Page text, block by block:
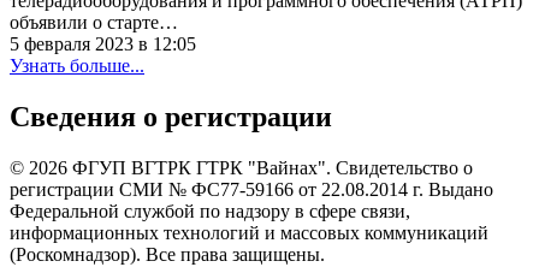
объявили о старте…
5 февраля 2023 в 12:05
Узнать больше...
Сведения о регистрации
© 2026 ФГУП ВГТРК ГТРК "Вайнах". Свидетельство о
регистрации СМИ № ФС77-59166 от 22.08.2014 г. Выдано
Федеральной службой по надзору в сфере связи,
информационных технологий и массовых коммуникаций
(Роскомнадзор). Все права защищены.